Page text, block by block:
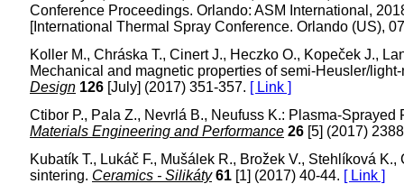
Conference Proceedings. Orlando: ASM International,
[International Thermal Spray Conference. Orlando (US),
Koller M., Chráska T., Cinert J., Heczko O., Kopeček J.,
Mechanical and magnetic properties of semi-Heusler/
Design 126 [July] (2017) 351-357. [ Link ]
Ctibor P., Pala Z., Nevrlá B., Neufuss K.: Plasma-
Materials Engineering and Performance 26 [5] (2017)
Kubatík T., Lukáč F., Mušálek R., Brožek V., Stehlíková
sintering. Ceramics - Silikáty 61 [1] (2017) 40-44. [ Link ]